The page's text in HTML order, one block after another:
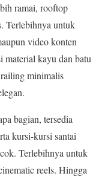
ramai, rooftop
Terlebihnya untuk
video konten
material kayu dan batu
minimalis
bagian, tersedia
kursi-kursi santai
Terlebihnya untuk
reels. Hingga